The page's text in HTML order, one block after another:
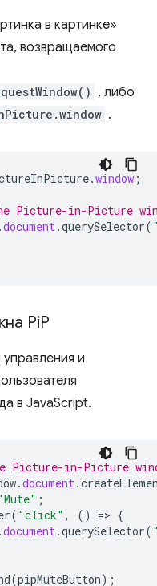
в картинке»
возвращаемого
, либо
.
.window ;
Picture-in-Picture
.document .querySelector(
PiP
и
в JavaScript.
Picture-in-Picture
.document .
;
( "click" , () => {
.document .querySelector(
(pipMuteButton);